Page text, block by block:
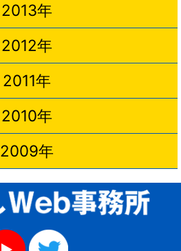
2013年
2012年
2011年
2010年
2009年